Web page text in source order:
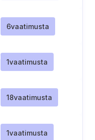
6vaatimusta
1vaatimusta
18vaatimusta
1vaatimusta